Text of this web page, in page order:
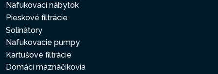
Nafukovací nábytok
Pieskové filtrácie
Solinátory
Nafukovacie pumpy
Kartušové filtrácie
Domáci maznáčikovia